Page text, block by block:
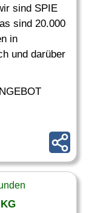
sind SPIE
sind 20.000
in
und darüber